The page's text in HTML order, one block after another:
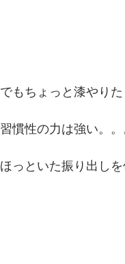
でもちょっと漆やりた
習慣性の力は強い。。
ほっといた振り出しを